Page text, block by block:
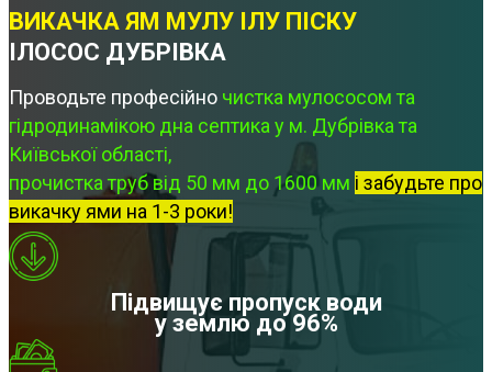
ВИКАЧКА ЯМ МУЛУ ІЛУ ПІСКУ
ІЛОСОС ДУБРІВКА
Проводьте професійно чистка мулососом та
гідродинамікою дна септика у м. Дубрівка та
Київської області,
прочистка труб від 50 мм до 1600 мм і забудьте про
викачку ями на 1-3 роки!
Підвищує пропуск води
у землю до 96%